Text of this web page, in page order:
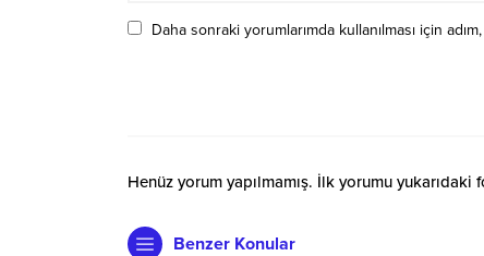
Daha sonraki yorumlarımda kullanılması için
Henüz yorum yapılmamış. İlk yorumu yukarıdaki
Benzer Konular